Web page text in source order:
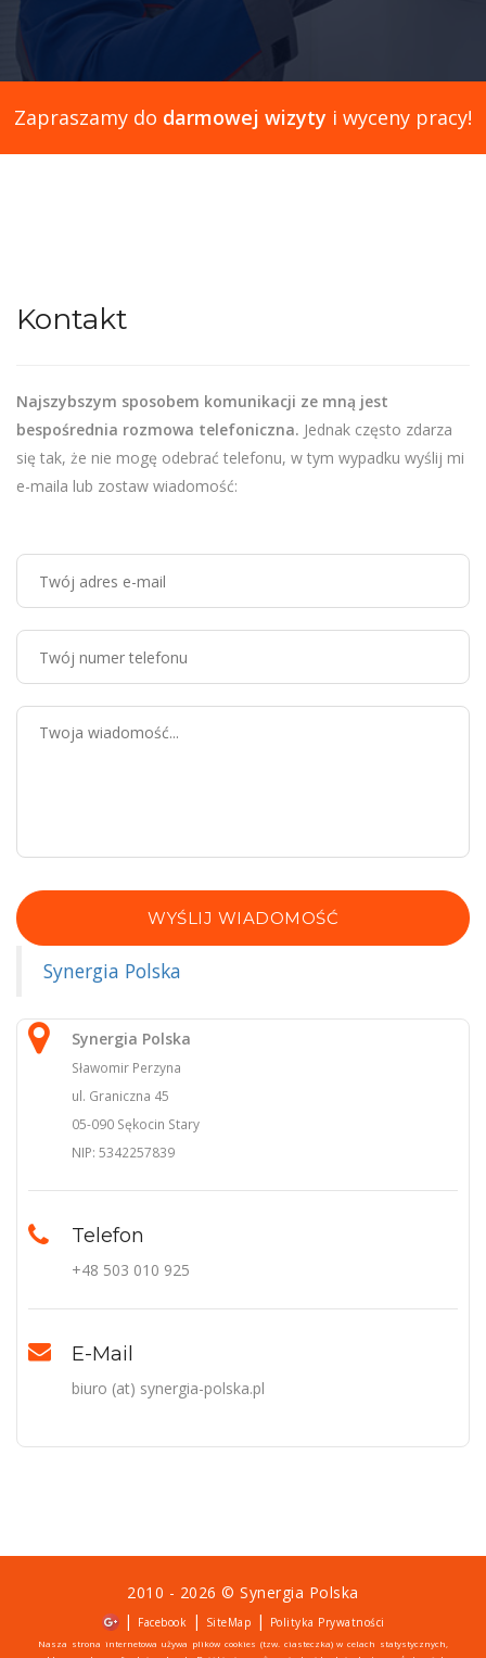
Zapraszamy do darmowej wizyty i wyceny pracy!
Kontakt
Najszybszym sposobem komunikacji ze mną jest
bespośrednia rozmowa telefoniczna. Jednak często zdarza
się tak, że nie mogę odebrać telefonu, w tym wypadku wyślij mi
e-maila lub zostaw wiadomość:
WYŚLIJ WIADOMOŚĆ
Synergia Polska
Synergia Polska
Sławomir Perzyna
ul. Graniczna 45
05-090 Sękocin Stary
NIP: 5342257839
Telefon
+48 503 010 925
E-Mail
biuro (at) synergia-polska.pl
2010 - 2026 ©Synergia Polska
|
Facebook | SiteMap | Polityka Prywatności
Nasza strona internetowa używa plików cookies (tzw. ciasteczka) w celach statystycznych,